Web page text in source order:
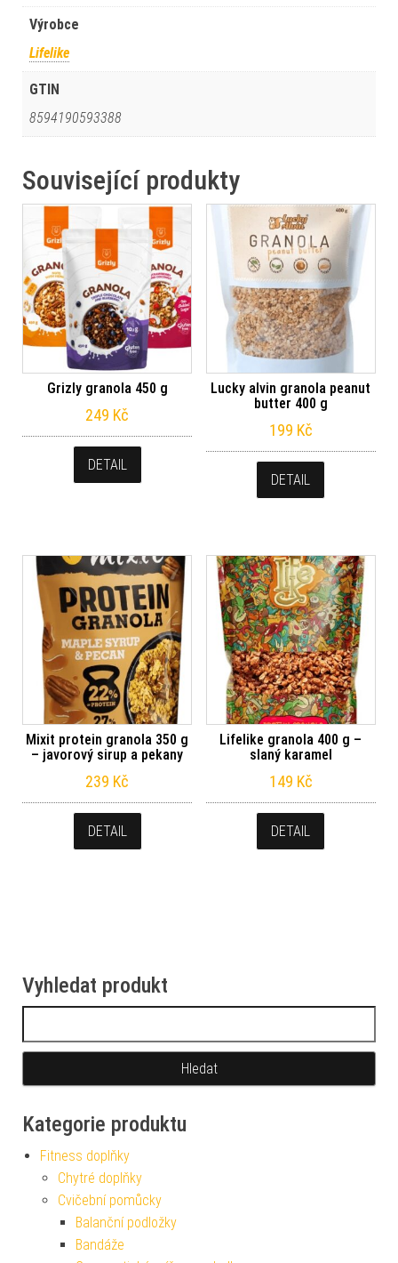
Výrobce
Lifelike
GTIN
8594190593388
Související produkty
Grizly granola 450 g
249 Kč
DETAIL
Lucky alvin granola peanut
butter 400 g
199 Kč
DETAIL
Mixit protein granola 350 g
– javorový sirup a pekany
239 Kč
DETAIL
Lifelike granola 400 g –
slaný karamel
149 Kč
DETAIL
Vyhledat produkt
Kategorie produktu
Fitness doplňky
Chytré doplňky
Cvičební pomůcky
Balanční podložky
Bandáže